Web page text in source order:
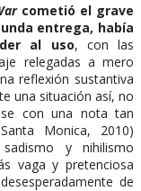
cometió el grave
entrega, había
al uso, con las
relegadas a mero
reflexión sustantiva
una situación así, no
con una nota tan
Monica, 2010)
y nihilismo
vaga y pretenciosa
de